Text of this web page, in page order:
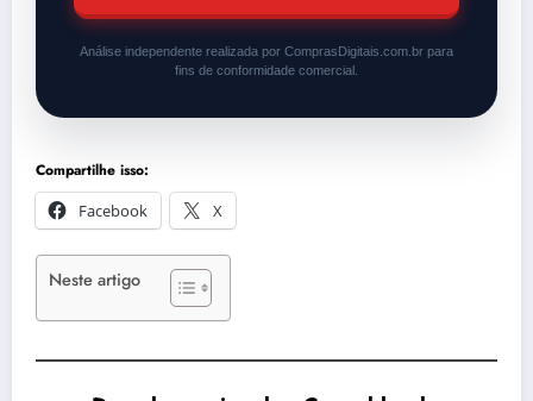
Análise independente realizada por ComprasDigitais.com.br para
fins de conformidade comercial.
Compartilhe isso:
Facebook
X
Neste artigo